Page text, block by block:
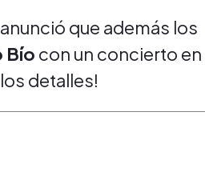
anunció que además los
Bío con un concierto en
detalles!